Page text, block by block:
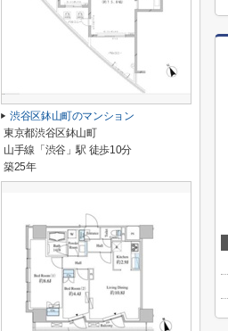
渋谷区鉢山町のマンション
東京都渋谷区鉢山町
山手線「渋谷」駅 徒歩10分
築25年